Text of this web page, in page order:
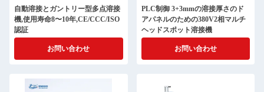
自動溶接とガントリー型多点溶接
機,使用寿命8〜10年,CE/CCC/ISO
認証
お問い合わせ
PLC制御 3+3mmの溶接厚さのド
アパネルのための380V2相マルチ
ヘッドスポット溶接機
お問い合わせ